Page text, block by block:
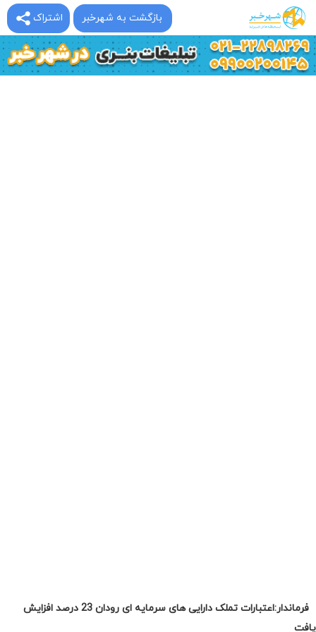
اشتراک بازگشت به شهرخبر
فرماندار:اعتبارات تملک دارایی های سرمایه ای رودان 23 درصد افزایش
یافت